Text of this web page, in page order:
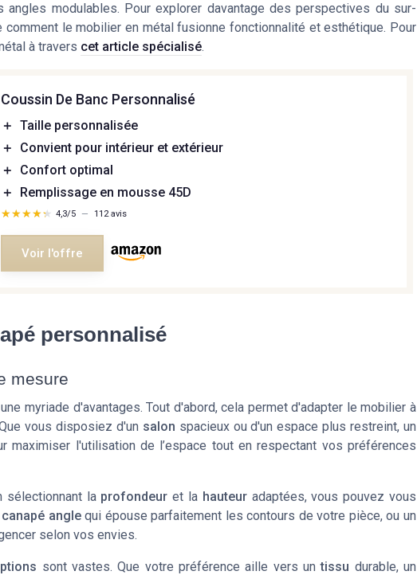
modulables. Pour explorer davantage des perspectives du sur-
le mobilier en métal fusionne fonctionnalité et esthétique. Pour
à travers cet article spécialisé.
Coussin De Banc Personnalisé
＋ Taille personnalisée
＋
Convient pour intérieur et extérieur
＋
Confort optimal
＋
Remplissage en mousse 45D
★★★★★
★★★★★ 4,3/5 — 112 avis
Voir l'offre
personnalisé
mesure
myriade d'avantages. Tout d'abord, cela permet d'adapter le mobilier à
vous disposiez d'un salon spacieux ou d'un espace plus restreint, un
maximiser l'utilisation de l’espace tout en respectant vos préférences
sélectionnant la profondeur et la hauteuradaptées, vous pouvez vous
canapé anglequi épouse parfaitement les contours de votre pièce, ou un
selon vos envies.
sont vastes. Que votre préférence aille vers untissu durable, un